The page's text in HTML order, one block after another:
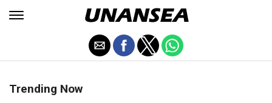
Trending Now